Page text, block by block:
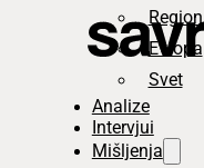
Region
Evropa
Svet
Analize
Intervjui
Mišljenja